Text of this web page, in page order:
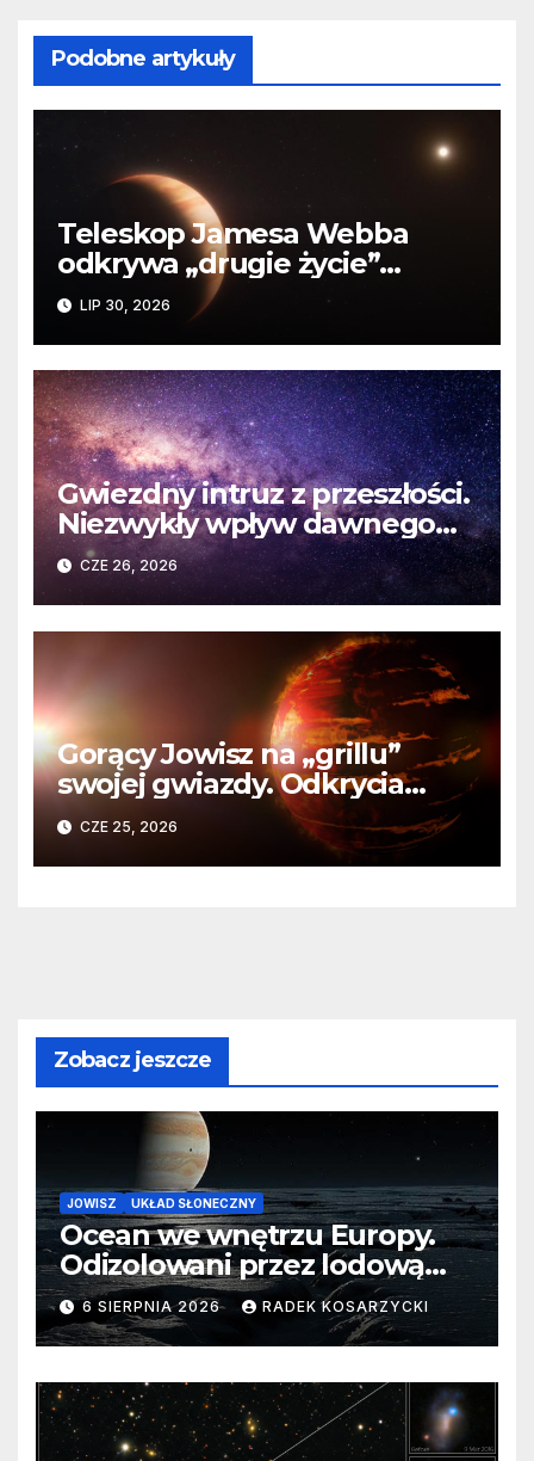
Podobne artykuły
Teleskop Jamesa Webba
odkrywa „drugie życie”
planety krążącej wokół
martwej gwiazdy
LIP 30, 2026
Gwiezdny intruz z przeszłości.
Niezwykły wpływ dawnego
spotkania na komety Układu
Słonecznego
CZE 26, 2026
Gorący Jowisz na „grillu”
swojej gwiazdy. Odkrycia
Teleskopu Webba o HD
80606 b
CZE 25, 2026
Zobacz jeszcze
JOWISZ UKŁAD SŁONECZNY
Ocean we wnętrzu Europy.
Odizolowani przez lodową
barierę
6 SIERPNIA 2026 RADEK KOSARZYCKI